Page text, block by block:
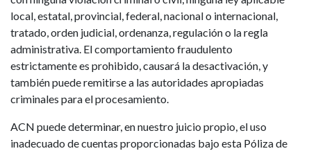
local, estatal, provincial, federal, nacional o internacional,
tratado, orden judicial, ordenanza, regulación o la regla
administrativa. El comportamiento fraudulento
estrictamente es prohibido, causará la desactivación, y
también puede remitirse a las autoridades apropiadas
criminales para el procesamiento.
ACN puede determinar, en nuestro juicio propio, el uso
inadecuado de cuentas proporcionadas bajo esta Póliza de